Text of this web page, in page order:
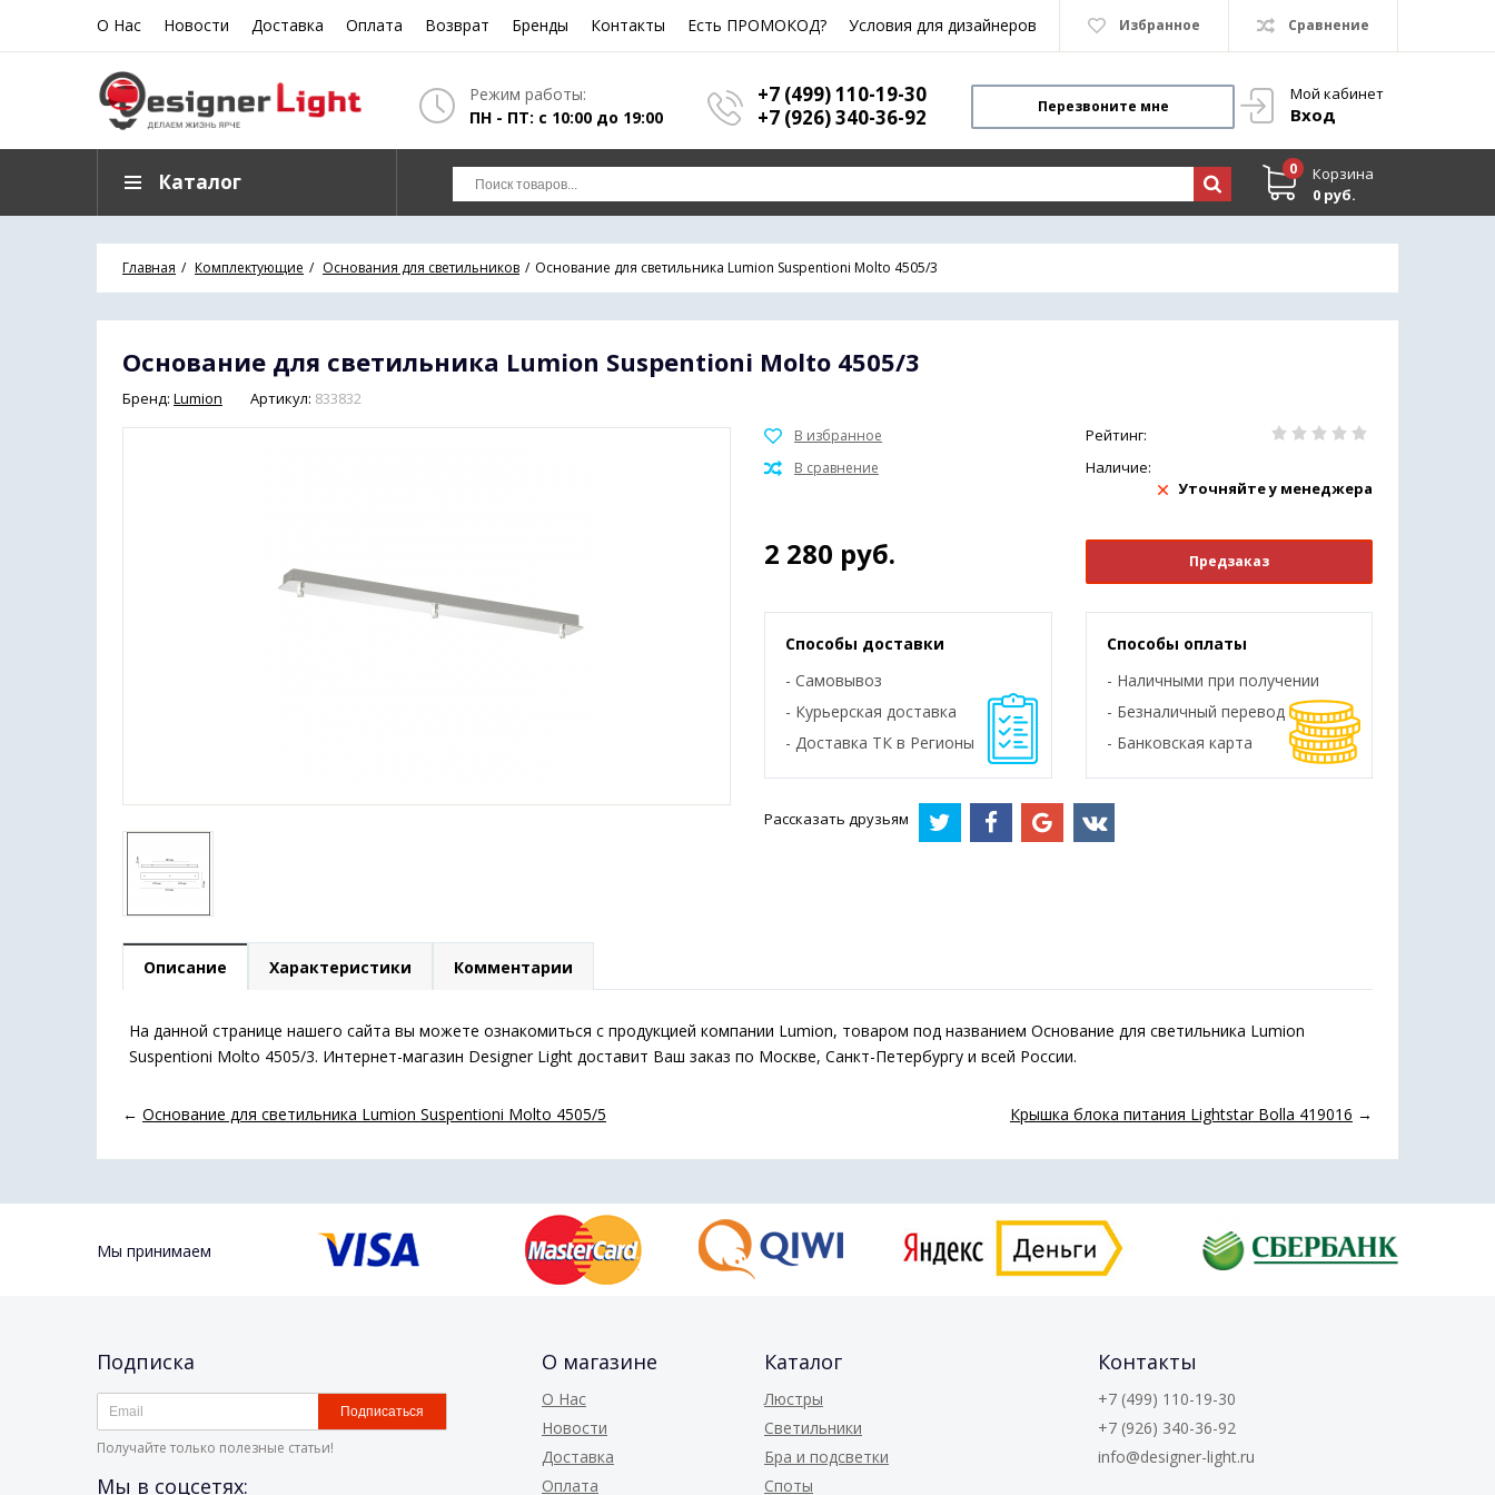
О Нас Новости Доставка Оплата Возврат Бренды Контакты Есть ПРОМОКОД? Условия для дизайнеров Избранное Сравнение
Мой кабинет
Вход
Режим работы:
ПН - ПТ: с 10:00 до 19:00
+7 (499) 110-19-30
+7 (926) 340-36-92
Перезвоните мне
0
Корзина
0 руб.
Каталог
Главная Комплектующие Основания для светильников Основание для светильника Lumion Suspentioni Molto 4505/3
Основание для светильника Lumion Suspentioni Molto 4505/3
Бренд: Lumion Артикул: 833832
Рейтинг:
Наличие:
Уточняйте у менеджера
2 280 руб. Предзаказ
Способы доставки
- Самовывоз
- Курьерская доставка
- Доставка ТК в Регионы
Способы оплаты
- Наличными при получении
- Безналичный перевод
- Банковская карта
Рассказать друзьям
Описание Характеристики Комментарии
На данной странице нашего сайта вы можете ознакомиться с продукцией компании Lumion, товаром под названием Основание для светильника Lumion
Suspentioni Molto 4505/3. Интернет-магазин Designer Light доставит Ваш заказ по Москве, Санкт-Петербургу и всей России.
← Основание для светильника Lumion Suspentioni Molto 4505/5 Крышка блока питания Lightstar Bolla 419016 →
Мы принимаем
Подписка
Подписаться
Получайте только полезные статьи!
Мы в соцсетях:
О магазине
О Нас
Новости
Доставка
Оплата
Каталог
Люстры
Светильники
Бра и подсветки
Споты
Контакты
+7 (499) 110-19-30
+7 (926) 340-36-92
info@designer-light.ru